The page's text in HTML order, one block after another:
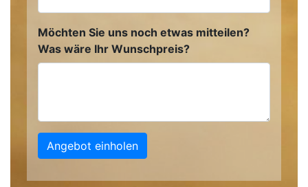
Möchten Sie uns noch etwas mitteilen?
Was wäre Ihr Wunschpreis?
Angebot einholen